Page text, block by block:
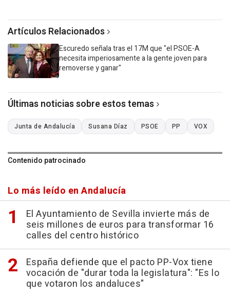
Artículos Relacionados
Escuredo señala tras el 17M que "el PSOE-A
necesita imperiosamente a la gente joven para
removerse y ganar"
Últimas noticias sobre estos temas
Junta de Andalucía Susana Díaz PSOE PP VOX
Contenido patrocinado
Lo más leído en Andalucía
El Ayuntamiento de Sevilla invierte más de
seis millones de euros para transformar 16
calles del centro histórico
España defiende que el pacto PP-Vox tiene
vocación de "durar toda la legislatura": "Es lo
que votaron los andaluces"